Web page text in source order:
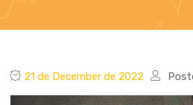
21 de December de 2022